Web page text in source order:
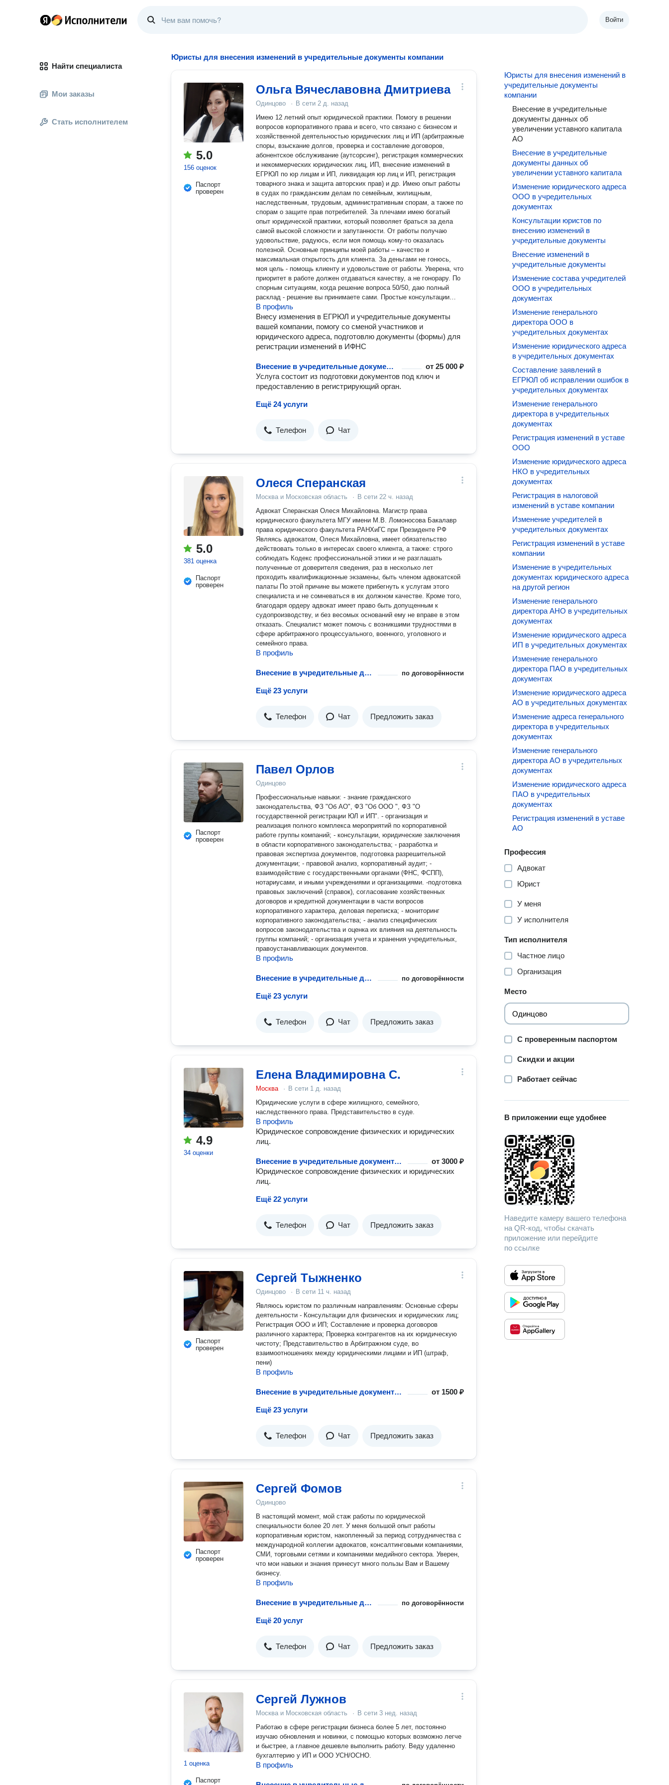
Войти
Найти специалиста
Мои заказы
Стать исполнителем
Юристы для внесения изменений в учредительные документы компании
5.0
156 оценок
Паспорт
проверен
Ольга Вячеславовна Дмитриева
Одинцово · В сети 2 д. назад
Имею 12 летний опыт юридической практики. Помогу в решении
вопросов корпоративного права и всего, что связано с бизнесом и
хозяйственной деятельностью юридических лиц и ИП (арбитражные
споры, взыскание долгов, проверка и составление договоров,
абонентское обслуживание (аутсорсинг), регистрация коммерческих
и некоммерческих юридических лиц, ИП, внесение изменений в
ЕГРЮЛ по юр лицам и ИП, ликвидация юр лиц и ИП, регистрация
товарного знака и защита авторских прав) и др. Имею опыт работы
в судах по гражданским делам по семейным, жилищным,
наследственным, трудовым, административным спорам, а также по
спорам о защите прав потребителей. За плечами имею богатый
опыт юридической практики, который позволяет браться за дела
самой высокой сложности и запутанности. От работы получаю
удовольствие, радуюсь, если моя помощь кому-то оказалась
полезной. Основные принципы моей работы – качество и
максимальная открытость для клиента. За деньгами не гонюсь,
моя цель - помощь клиенту и удовольствие от работы. Уверена, что
приоритет в работе должен отдаваться качеству, а не гонорару. По
спорным ситуациям, когда решение вопроса 50/50, даю полный
расклад - решение вы принимаете сами. Простые консультации
бесплатны. Звоните!
В профиль
Внесу изменения в ЕГРЮЛ и учредительные документы
вашей компании, помогу со сменой участников и
юридического адреса, подготовлю документы (формы) для
регистрации изменений в ИФНС
Внесение в учредительные документы данных об увеличении уставного капитала АО от25 000 ₽
Услуга состоит из подготовки документов под ключ и
предоставлению в регистрирующий орган.
Ещё 24 услуги
Телефон Чат
5.0
381 оценка
Паспорт
проверен
Олеся Сперанская
Москва и Московская область · В сети 22 ч. назад
Адвокат Сперанская Олеся Михайловна. Магистр права
юридического факультета МГУ имени М.В. Ломоносова Бакалавр
права юридического факультета РАНХиГС при Президенте РФ
Являясь адвокатом, Олеся Михайловна, имеет обязательство
действовать только в интересах своего клиента, а также: строго
соблюдать Кодекс профессиональной этики и не разглашать
полученные от доверителя сведения, раз в несколько лет
проходить квалификационные экзамены, быть членом адвокатской
палаты По этой причине вы можете прибегнуть к услугам этого
специалиста и не сомневаться в их должном качестве. Кроме того,
благодаря ордеру адвокат имеет право быть допущенным к
судопроизводству, и без весомых оснований ему не вправе в этом
отказать. Специалист может помочь с возникшими трудностями в
сфере арбитражного процессуального, военного, уголовного и
семейного права.
В профиль
Внесение в учредительные документы данных об увеличении уставного капитала АО по договорённости
Ещё 23 услуги
Телефон Чат Предложить заказ
Паспорт
проверен
Павел Орлов
Одинцово
Профессиональные навыки: - знание гражданского
законодательства, ФЗ "Об АО", ФЗ "Об ООО ", ФЗ "О
государственной регистрации ЮЛ и ИП". - организация и
реализация полного комплекса мероприятий по корпоративной
работе группы компаний; - консультации, юридические заключения
в области корпоративного законодательства; - разработка и
правовая экспертиза документов, подготовка разрешительной
документации; - правовой анализ, корпоративный аудит; -
взаимодействие с государственными органами (ФНС, ФСПП),
нотариусами, и иными учреждениями и организациями. -подготовка
правовых заключений (справок), согласование хозяйственных
договоров и кредитной документации в части вопросов
корпоративного характера, деловая переписка; - мониторинг
корпоративного законодательства; - анализ специфических
вопросов законодательства и оценка их влияния на деятельность
группы компаний; - организация учета и хранения учредительных,
правоустанавливающих документов.
В профиль
Внесение в учредительные документы данных об увеличении уставного капитала АО по договорённости
Ещё 23 услуги
Телефон Чат Предложить заказ
4.9
34 оценки
Елена Владимировна С.
Москва · В сети 1 д. назад
Юридические услуги в сфере жилищного, семейного,
наследственного права. Представительство в суде.
В профиль
Юридическое сопровождение физических и юридических
лиц.
Внесение в учредительные документы данных об увеличении уставного капитала АО от3000 ₽
Юридическое сопровождение физических и юридических
лиц.
Ещё 22 услуги
Телефон Чат Предложить заказ
Паспорт
проверен
Сергей Тыжненко
Одинцово · В сети 11 ч. назад
Являюсь юристом по различным направлениям: Основные сферы
деятельности - Консультации для физических и юридических лиц;
Регистрация ООО и ИП; Составление и проверка договоров
различного характера; Проверка контрагентов на их юридическую
чистоту; Представительство в Арбитражном суде, во
взаимоотношениях между юридическими лицами и ИП (штраф,
пени)
В профиль
Внесение в учредительные документы данных об увеличении уставного капитала АО от 1500 ₽
Ещё 23 услуги
Телефон Чат Предложить заказ
Паспорт
проверен
Сергей Фомов
Одинцово
В настоящий момент, мой стаж работы по юридической
специальности более 20 лет. У меня большой опыт работы
корпоративным юристом, накопленный за период сотрудничества с
международной коллегии адвокатов, консалтинговыми компаниями,
СМИ, торговыми сетями и компаниями медийного сектора. Уверен,
что мои навыки и знания принесут много пользы Вам и Вашему
бизнесу.
В профиль
Внесение в учредительные документы данных об увеличении уставного капитала АО по договорённости
Ещё 20 услуг
Телефон Чат Предложить заказ
1 оценка
Паспорт
Сергей Лужнов
Москва и Московская область · В сети 3 нед. назад
Работаю в сфере регистрации бизнеса более 5 лет, постоянно
изучаю обновления и новинки, с помощью которых возможно легче
и быстрее, а главное дешевле выполнить работу. Веду удаленно
бухгалтерию у ИП и ООО УСН/ОСНО.
В профиль
Юристы для внесения изменений в
учредительные документы
компании
Внесение в учредительные
документы данных об
увеличении уставного капитала
АО
Внесение в учредительные
документы данных об
увеличении уставного капитала
Изменение юридического адреса
ООО в учредительных
документах
Консультации юристов по
внесению изменений в
учредительные документы
Внесение изменений в
учредительные документы
Изменение состава учредителей
ООО в учредительных
документах
Изменение генерального
директора ООО в
учредительных документах
Изменение юридического адреса
в учредительных документах
Составление заявлений в
ЕГРЮЛ об исправлении ошибок в
учредительных документах
Изменение генерального
директора в учредительных
документах
Регистрация изменений в уставе
ООО
Изменение юридического адреса
НКО в учредительных
документах
Регистрация в налоговой
изменений в уставе компании
Изменение учредителей в
учредительных документах
Регистрация изменений в уставе
компании
Изменение в учредительных
документах юридического адреса
на другой регион
Изменение генерального
директора АНО в учредительных
документах
Изменение юридического адреса
ИП в учредительных документах
Изменение генерального
директора ПАО в учредительных
документах
Изменение юридического адреса
АО в учредительных документах
Изменение адреса генерального
директора в учредительных
документах
Изменение генерального
директора АО в учредительных
документах
Изменение юридического адреса
ПАО в учредительных
документах
Регистрация изменений в уставе
АО
Профессия
Адвокат
Юрист
У меня
У исполнителя
Тип исполнителя
Частное лицо
Организация
Место
С проверенным паспортом
Скидки и акции
Работает сейчас
В приложении еще удобнее
Наведите камеру вашего телефона
на QR-код, чтобы скачать
приложение или перейдите
по ссылке